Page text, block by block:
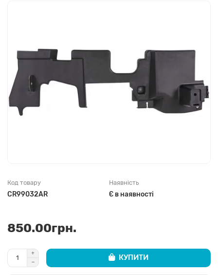
Код товару
CR99032AR
Наявність
Є в наявності
850.00грн.
КУПИТИ